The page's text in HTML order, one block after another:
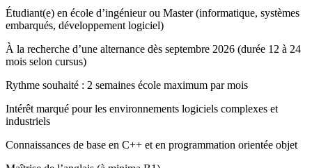
Étudiant(e) en école d’ingénieur ou Master (informatique, systèmes
embarqués, développement logiciel)
À la recherche d’une alternance dès septembre 2026 (durée 12 à 24
mois selon cursus)
Rythme souhaité : 2 semaines école maximum par mois
Intérêt marqué pour les environnements logiciels complexes et
industriels
Connaissances de base en C++ et en programmation orientée objet